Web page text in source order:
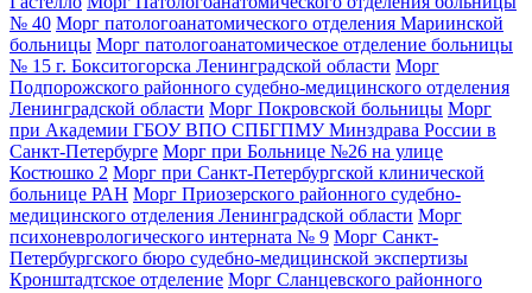
№ 40 Морг патологоанатомического отделения Мариинской
больницы Морг патологоанатомическое отделение больницы
№ 15 г. Бокситогорска Ленинградской области Морг
Подпорожского районного судебно-медицинского отделения
Ленинградской области Морг Покровской больницы Морг
при Академии ГБОУ ВПО СПБГПМУ Минздрава России в
Санкт-Петербурге Морг при Больнице №26 на улице
Костюшко 2 Морг при Санкт-Петербургской клинической
больнице РАН Морг Приозерского районного судебно-
медицинского отделения Ленинградской области Морг
психоневрологического интерната № 9 Морг Санкт-
Петербургского бюро судебно-медицинской экспертизы
Кронштадтское отделение Морг Сланцевского районного